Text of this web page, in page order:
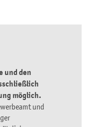
und den
möglich.
und